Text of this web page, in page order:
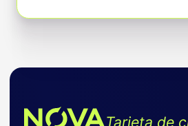
Tarjeta de